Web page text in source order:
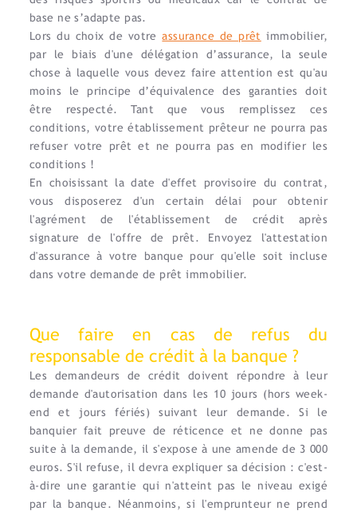
base ne s’adapte pas.
Lors du choix de votreassurance de prêt immobilier,
par le biais d'une délégation d’assurance, la seule
chose à laquelle vous devez faire attention est qu'au
moins le principe d’équivalence des garanties doit
être respecté. Tant que vous remplissez ces
conditions, votre établissement prêteur ne pourra pas
refuser votre prêt et ne pourra pas en modifier les
conditions !
En choisissant la date d'effet provisoire du contrat,
vous disposerez d'un certain délai pour obtenir
l'agrément de l'établissement de crédit après
signature de l'offre de prêt. Envoyez l'attestation
d'assurance à votre banque pour qu'elle soit incluse
dans votre demande de prêt immobilier.
Que faire en cas de refus du
responsable de crédit à la banque ?
Les demandeurs de crédit doivent répondre à leur
demande d'autorisation dans les 10 jours (hors week-
end et jours fériés) suivant leur demande. Si le
banquier fait preuve de réticence et ne donne pas
suite à la demande, il s'expose à une amende de 3 000
euros. S'il refuse, il devra expliquer sa décision : c'est-
à-dire une garantie qui n'atteint pas le niveau exigé
par la banque. Néanmoins, si l'emprunteur ne prend